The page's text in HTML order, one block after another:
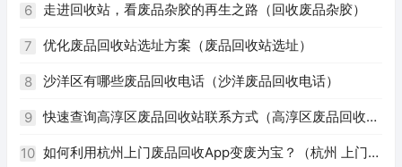
州废品回收电话号码）
6 走进回收站，看废品杂胶的再生之路（回收废品杂胶）
7 优化废品回收站选址方案（废品回收站选址）
8 沙洋区有哪些废品回收电话（沙洋废品回收电话）
9 快速查询高淳区废品回收站联系方式（高淳区废品回收站
电话）
10 如何利用杭州上门废品回收App变废为宝？（杭州 上门回